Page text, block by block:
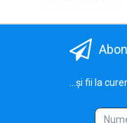
...și fii la